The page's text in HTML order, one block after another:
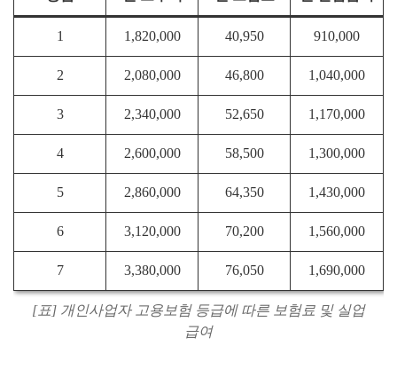
1 1,820,000 40,950 910,000
2 2,080,000 46,800 1,040,000
3 2,340,000 52,650 1,170,000
4 2,600,000 58,500 1,300,000
5 2,860,000 64,350 1,430,000
6 3,120,000 70,200 1,560,000
7 3,380,000 76,050 1,690,000
[표] 개인사업자 고용보험 등급에 따른 보험료 및 실업
급여